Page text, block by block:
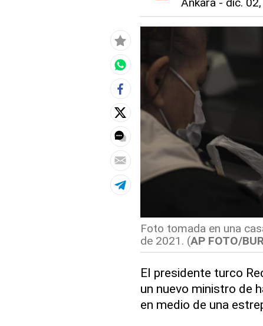
Foto tomada en una
de 2021. (AP FOTO/
El presidente turco
un nuevo ministro de
en medio de una